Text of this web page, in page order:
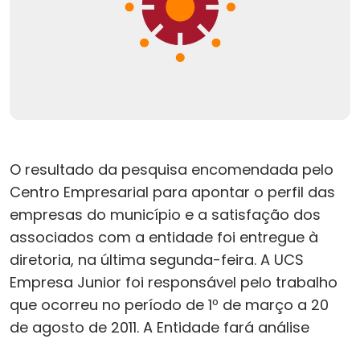
O resultado da pesquisa encomendada pelo
Centro Empresarial para apontar o perfil das
empresas do município e a satisfação dos
associados com a entidade foi entregue à
diretoria, na última segunda-feira. A UCS
Empresa Junior foi responsável pelo trabalho
que ocorreu no período de 1º de março a 20
de agosto de 2011. A Entidade fará análise